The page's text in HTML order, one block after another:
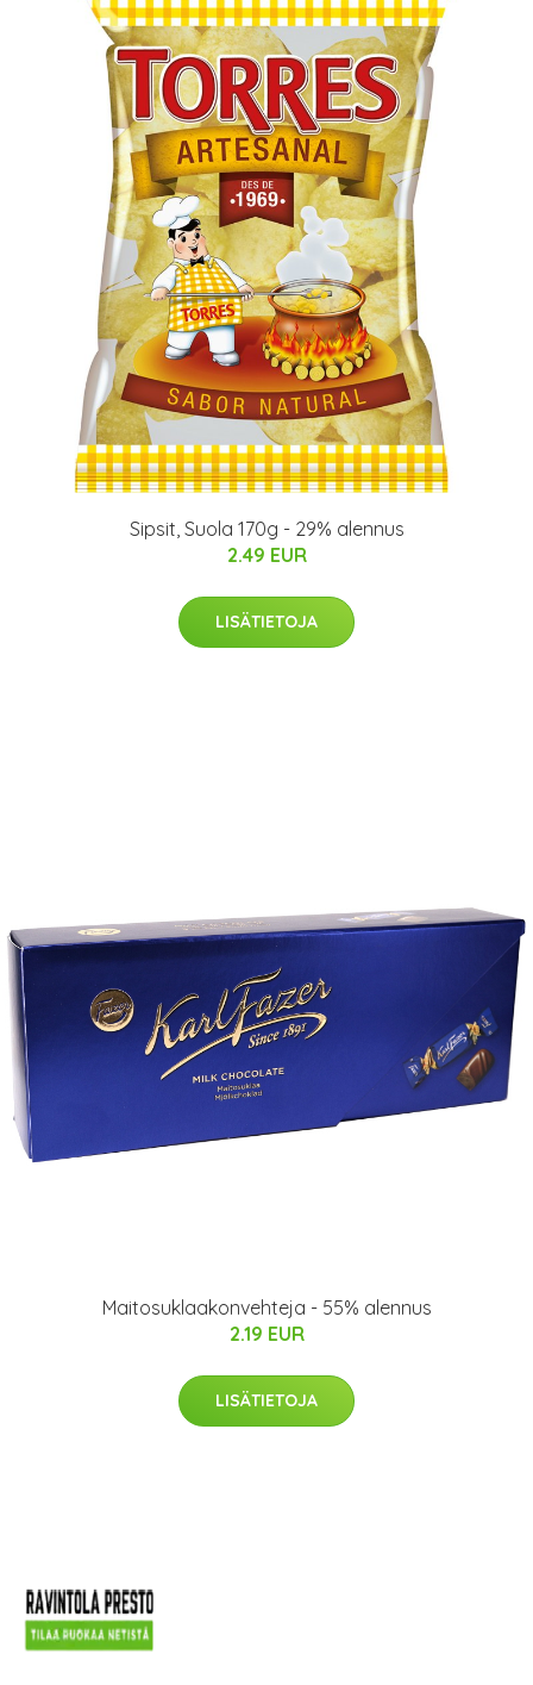
Sipsit, Suola 170g - 29% alennus
2.49 EUR
LISÄTIETOJA
Maitosuklaakonvehteja - 55% alennus
2.19 EUR
LISÄTIETOJA